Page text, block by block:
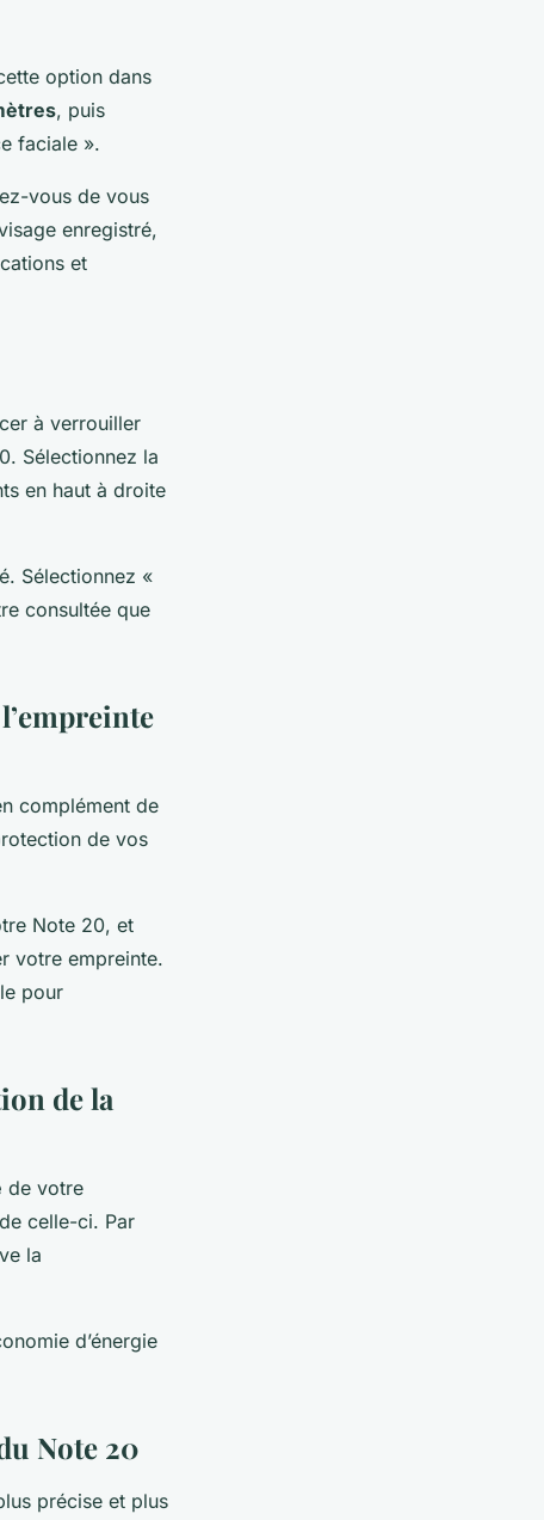
option dans
, puis
faciale ».
vous de vous
enregistré,
et
à verrouiller
Sélectionnez la
en haut à droite
Sélectionnez «
consultée que
complément de
de vos
Note 20, et
votre empreinte.
pour
de la
de votre
celle-ci. Par
la
d’énergie
Note 20
précise et plus